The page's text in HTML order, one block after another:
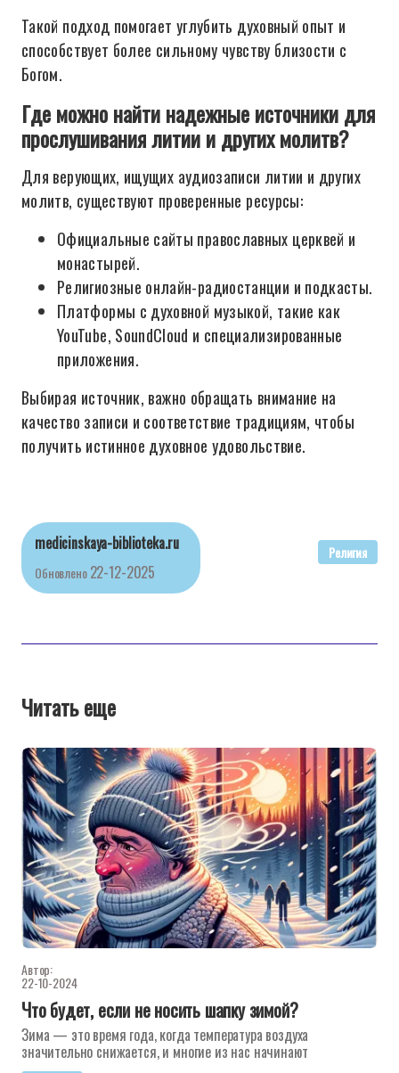
Такой подход помогает углубить духовный опыт и
способствует более сильному чувству близости с
Богом.
Где можно найти надежные источники для
прослушивания литии и других молитв?
Для верующих, ищущих аудиозаписи литии и других
молитв, существуют проверенные ресурсы:
Официальные сайты православных церквей и
монастырей.
Религиозные онлайн-радиостанции и подкасты.
Платформы с духовной музыкой, такие как
YouTube, SoundCloud и специализированные
приложения.
Выбирая источник, важно обращать внимание на
качество записи и соответствие традициям, чтобы
получить истинное духовное удовольствие.
medicinskaya-biblioteka.ru
Обновлено 22-12-2025
Религия
Читать еще
Автор:
22-10-2024
Что будет, если не носить шапку зимой?
Зима — это время года, когда температура воздуха
значительно снижается, и многие из нас начинают